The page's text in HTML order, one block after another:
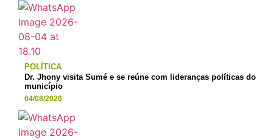
POLÍTICA
Dr. Jhony visita Sumé e se reúne com lideranças políticas do
município
04/08/2026